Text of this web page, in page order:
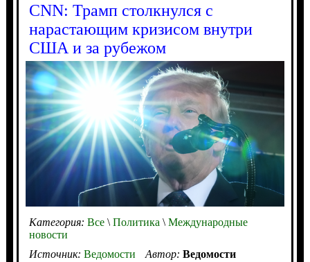
CNN: Трамп столкнулся с
нарастающим кризисом внутри
США и за рубежом
Категория: Все\Политика\Международные
новости
Источник: Ведомости Автор: Ведомости